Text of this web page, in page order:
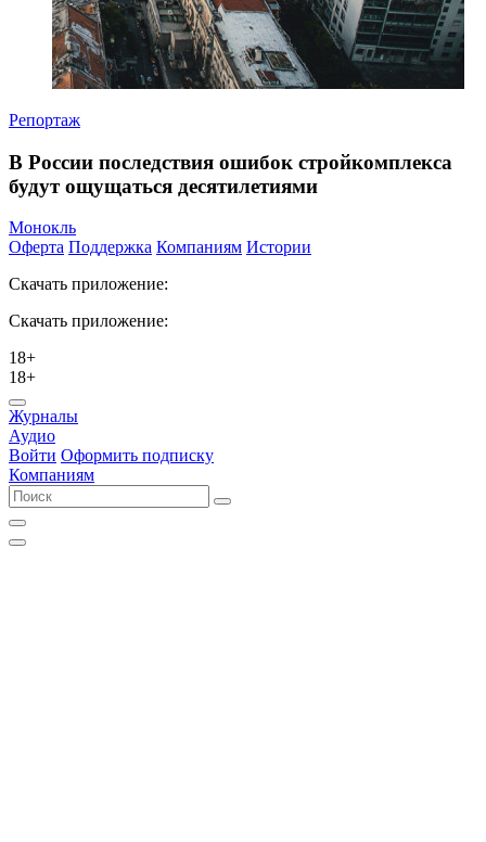
Репортаж
В России последствия ошибок стройкомплекса
будут ощущаться десятилетиями
Монокль
Оферта Поддержка Компаниям Истории
Скачать приложение:
Скачать приложение:
18+
18+
Журналы
Аудио
Войти Оформить подписку
Компаниям